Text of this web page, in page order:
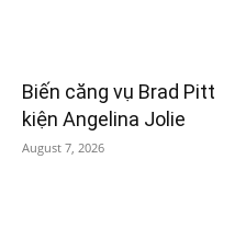
Biến căng vụ Brad Pitt
kiện Angelina Jolie
August 7, 2026